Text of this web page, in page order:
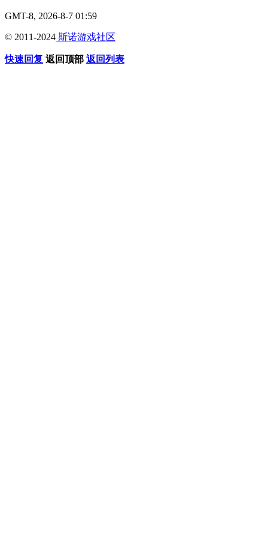
GMT-8, 2026-8-7 01:59
© 2011-2024 斯诺游戏社区
快速回复 返回顶部 返回列表